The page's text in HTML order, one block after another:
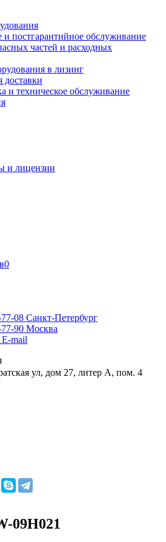
и постгарантийное обслуживание
частей и расходных
в лизинг
доставки
и техническое обслуживание
и лицензии
0
08 Санкт-Петербург
90 Москва
E-mail
ул, дом 27, литер А, пом. 4
09H021